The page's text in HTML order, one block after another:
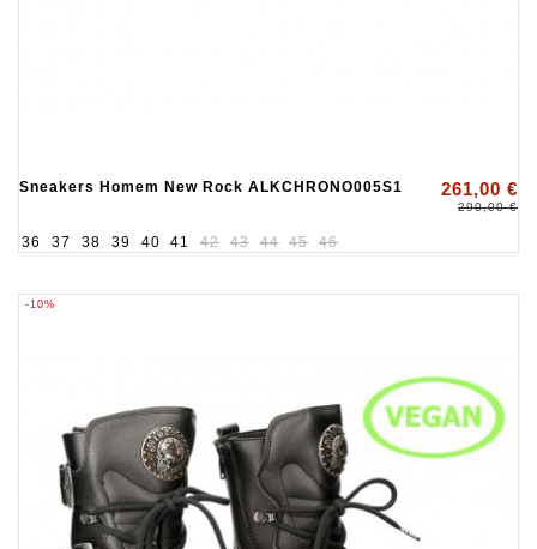
Sneakers Homem New Rock ALKCHRONO005S1 261,00 €
290,00 €
36 37 38 39 40 41 42 43 44 45 46
-10%